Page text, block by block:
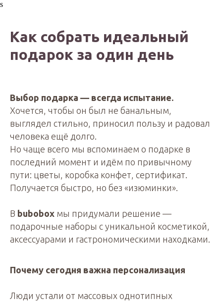
s
Как собрать идеальный
подарок за один день
Выбор подарка — всегда испытание.
Хочется, чтобы он был не банальным,
выглядел стильно, приносил пользу и радовал
человека ещё долго.
Но чаще всего мы вспоминаем о подарке в
последний момент и идём по привычному
пути: цветы, коробка конфет, сертификат.
Получается быстро, но без «изюминки».
В bubobox мы придумали решение —
подарочные наборы с уникальной косметикой,
аксессуарами и гастрономическими находками.
Почему сегодня важна персонализация
Люди устали от массовых однотипных